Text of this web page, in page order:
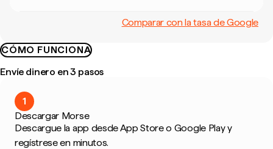
Comparar con la tasa de Google
CÓMO FUNCIONA
Envíe dinero en 3 pasos
1
Descargar Morse
Descargue la app desde App Store o Google Play y
regístrese en minutos.